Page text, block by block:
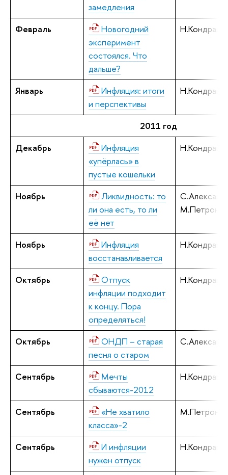
замедления
Февраль
Новогодний
эксперимент
состоялся. Что
дальше?
Январь
Инфляция: итоги
и перспективы
2011 год
Декабрь
Инфляция
«упёрлась» в
пустые кошельки
Ноябрь
Ликвидность: то
ли она есть, то ли
её нет
Ноябрь
Инфляция
восстанавливается
Октябрь
Отпуск
инфляции подходит
к концу. Пора
определяться!
Октябрь
ОНДП – старая
песня о старом
Сентябрь
Мечты
сбываются-2012
Сентябрь
«Не хватило
класса»-2
Сентябрь
И инфляции
нужен отпуск